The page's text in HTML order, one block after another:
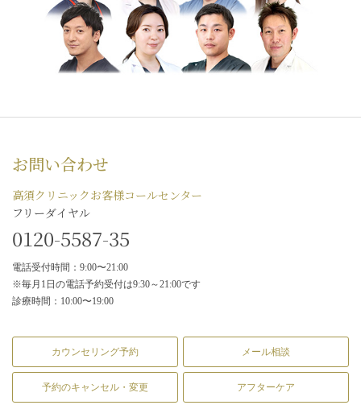
お問い合わせ
高須クリニックお客様コールセンター
フリーダイヤル
0120-5587-35
電話受付時間：9:00〜21:00
※毎月1日の電話予約受付は9:30～21:00です
診療時間：10:00〜19:00
カウンセリング予約 メール相談
予約のキャンセル・変更 アフターケア